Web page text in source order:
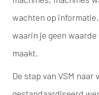
wachten op
waarin je geen
maakt.
De stap van VSM naar